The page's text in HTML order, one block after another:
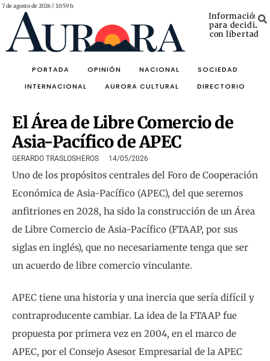
7 de agosto de 2026 | 10:59 h
Información
para decidir
con libertad
PORTADA OPINIÓN NACIONAL
SOCIEDAD
INTERNACIONAL
AURORA CULTURAL DIRECTORIO
El Área de Libre Comercio de
Asia-Pacífico de APEC
GERARDO TRASLOSHEROS 14/05/2026
Uno de los propósitos centrales del Foro de Cooperación
Económica de Asia-Pacífico (APEC), del que seremos
anfitriones en 2028, ha sido la construcción de un Área
de Libre Comercio de Asia-Pacífico (FTAAP, por sus
siglas en inglés), que no necesariamente tenga que ser
un acuerdo de libre comercio vinculante.
APEC tiene una historia y una inercia que sería difícil y
contraproducente cambiar. La idea de la FTAAP fue
propuesta por primera vez en 2004, en el marco de
APEC, por el Consejo Asesor Empresarial de la APEC